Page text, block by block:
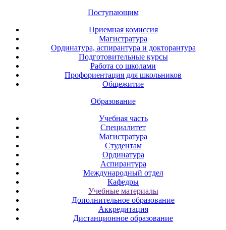
Поступающим
Приемная комиссия
Магистратура
Ординатура, аспирантура и докторантура
Подготовительные курсы
Работа со школами
Профориентация для школьников
Общежитие
Образование
Учебная часть
Специалитет
Магистратура
Студентам
Ординатура
Аспирантура
Международный отдел
Кафедры
Учебные материалы
Дополнительное образование
Аккредитация
Дистанционное образование